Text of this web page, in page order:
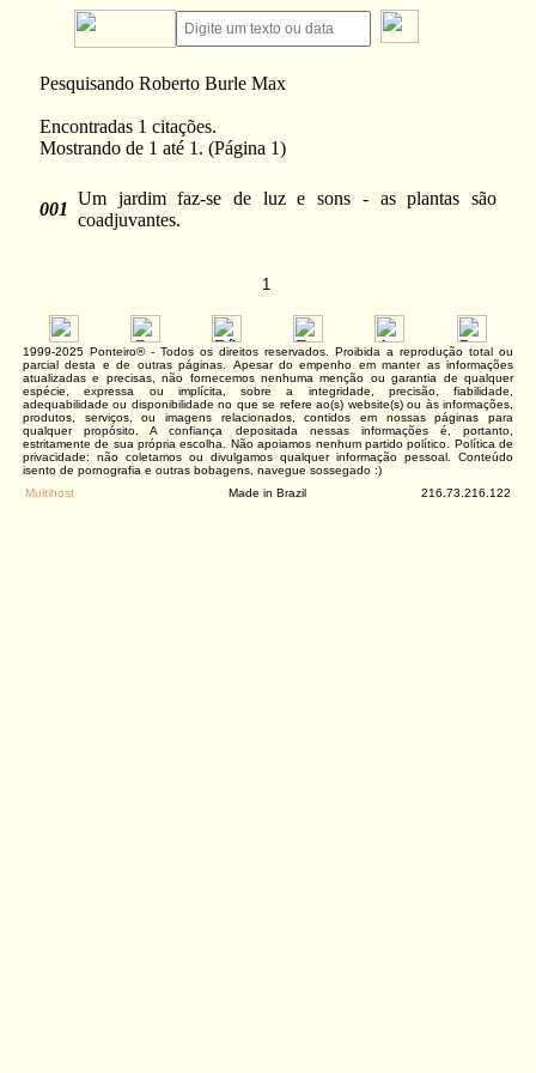
Pesquisando Roberto Burle Max
Encontradas 1 citações.
Mostrando de 1 até 1. (Página 1)
001
Um jardim faz-se de luz e sons - as plantas são
coadjuvantes.
1
1999-2025 Ponteiro® - Todos os direitos reservados. Proibida a reprodução total ou
parcial desta e de outras páginas. Apesar do empenho em manter as informações
atualizadas e precisas, não fornecemos nenhuma menção ou garantia de qualquer
espécie, expressa ou implícita, sobre a integridade, precisão, fiabilidade,
adequabilidade ou disponibilidade no que se refere ao(s) website(s) ou às informações,
produtos, serviços, ou imagens relacionados, contidos em nossas páginas para
qualquer propósito. A confiança depositada nessas informações é, portanto,
estritamente de sua própria escolha. Não apoiamos nenhum partido político. Política de
privacidade: não coletamos ou divulgamos qualquer informação pessoal. Conteúdo
isento de pornografia e outras bobagens, navegue sossegado :)
Multihost
Made in Brazil 216.73.216.122